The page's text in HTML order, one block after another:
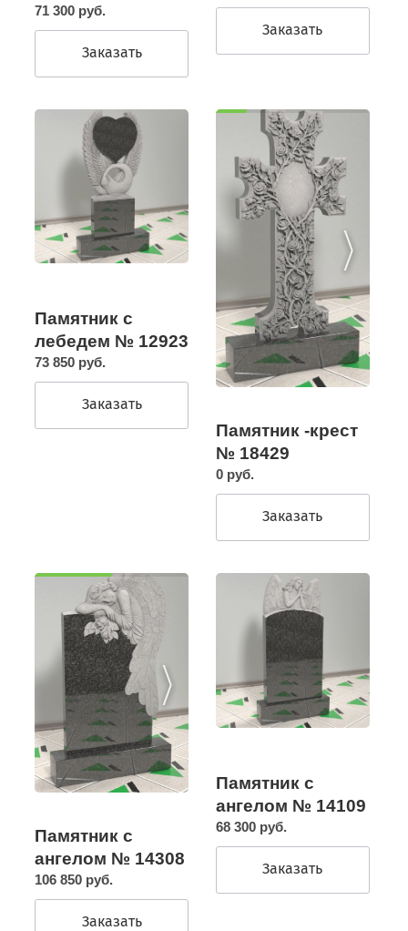
71 300 руб.
Заказать
Заказать
Памятник с
лебедем № 12923
73 850 руб.
Заказать
Памятник -крест
№ 18429
0 руб.
Заказать
Памятник с
ангелом № 14308
106 850 руб.
Заказать
Памятник с
ангелом № 14109
68 300 руб.
Заказать